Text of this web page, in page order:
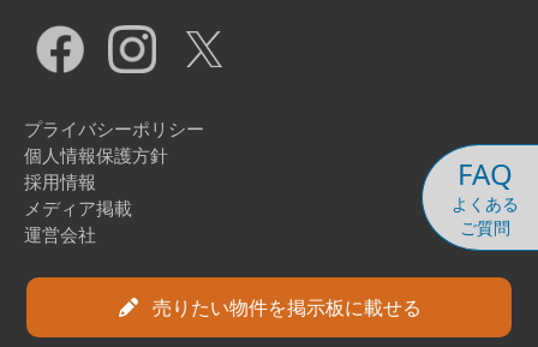
売りたい物件を掲示板に載せる
FAQ
よくある
ご質問
プライバシーポリシー
個人情報保護方針
採用情報
メディア掲載
運営会社
Copyright © 2026 Ieichiba Co., Ltd. All Rights Reserved.